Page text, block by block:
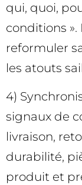
qui, quoi,
conditions ».
reformuler
les atouts
4)
signaux de
livraison,
durabilité,
produit et